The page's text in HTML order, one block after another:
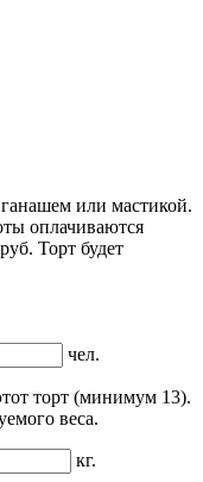
или мастикой.
оплачиваются
Торт будет
чел.
торт (минимум 13).
веса.
кг.